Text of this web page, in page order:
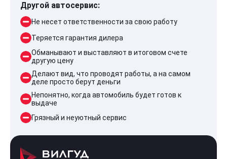
Другой автосервис:
Не несет ответственности за свою работу
Теряется гарантия дилера
Обманывают и выставляют в итоговом счете
другую цену
Делают вид, что проводят работы, а на самом
деле просто берут деньги
Непонятно, когда автомобиль будет готов к
выдаче
Грязный и неуютный сервис